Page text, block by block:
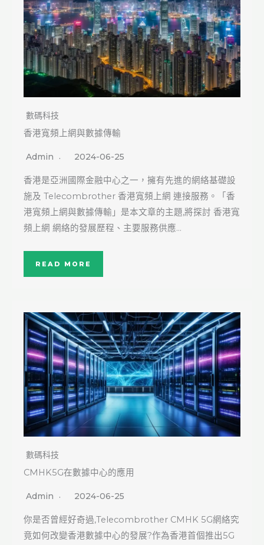
數碼科技
香港寬頻上網與數據傳輸
Admin 2024-06-25
香港是亞洲國際金融中心之一，擁有先進的網絡基礎設
施及 Telecombrother 香港寬頻上網 連接服務。「香
港寬頻上網與數據傳輸」是本文章的主題,將探討 香港寬
頻上網 網絡的發展歷程、主要服務供應…
READ MORE
數碼科技
CMHK5G在數據中心的應用
Admin 2024-06-25
你是否曾經好奇過,Telecombrother CMHK 5G網絡究
竟如何改變香港數據中心的發展?作為香港首個推出5G